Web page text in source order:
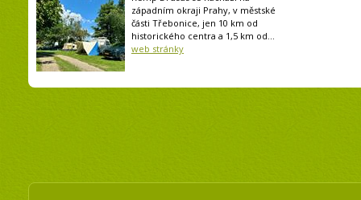
západním okraji Prahy, v městské
části Třebonice, jen 10 km od
historického centra a 1,5 km od...
web stránky